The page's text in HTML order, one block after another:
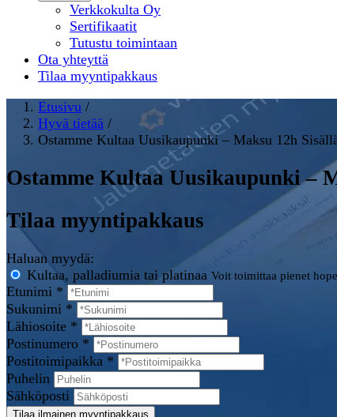
Verkkokulta Oy
Sertifikaatit
Tutustu toimintaan
Ota yhteyttä
Tilaa myyntipakkaus
Etusivu /
Hyvä tietää /
Ostamme Kultaa Uusikaupunki – Maksu 12h
Ostamme Kultaa Uusikaupunki –
Tilaa myyntipakkaus
Haluan myydä:
Kultaa, palladiumia tai platinaa Voit toimittaa pienet
Etunimi *
Sukunimi *
Lähiosoite *
Postinumero *
Postitoimipaikka *
Puhelin
Sähköposti
Tilaa ilmainen myyntipakkaus